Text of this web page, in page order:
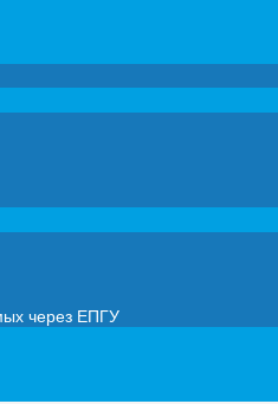
через ЕПГУ